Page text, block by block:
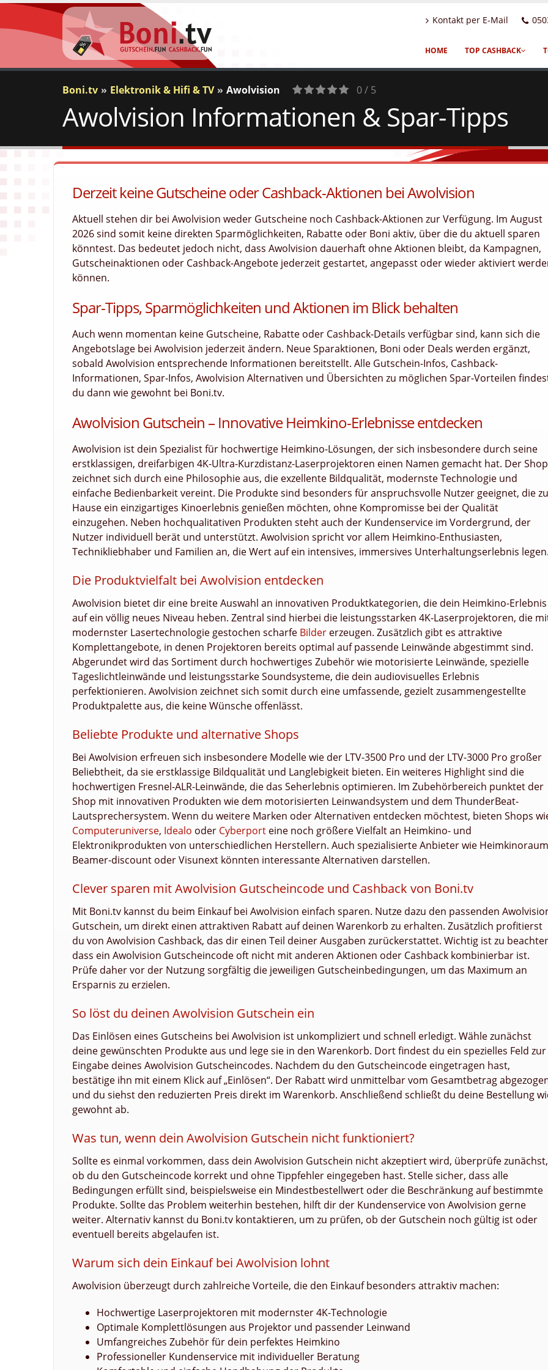
Kontakt per E-Mail
HOME TOP CASHBACK
Boni.tv Elektronik & Hifi & TV Awolvision
0
Votes
0 / 5
Awolvision Informationen & Spar-Tipps
Derzeit keine Gutscheine oder Cashback-Aktionen bei Awolvision
Aktuell stehen dir bei Awolvision weder Gutscheine noch Cashback-Aktionen zur Verfügung. Im August
2026 sind somit keine direkten Sparmöglichkeiten, Rabatte oder Boni aktiv, über die du aktuell sparen
könntest. Das bedeutet jedoch nicht, dass Awolvision dauerhaft ohne Aktionen bleibt, da Kampagnen,
Gutscheinaktionen oder Cashback-Angebote jederzeit gestartet, angepasst oder wieder aktiviert
können.
Spar-Tipps, Sparmöglichkeiten und Aktionen im Blick behalten
Auch wenn momentan keine Gutscheine, Rabatte oder Cashback-Details verfügbar sind, kann sich die
Angebotslage bei Awolvision jederzeit ändern. Neue Sparaktionen, Boni oder Deals werden ergänzt,
sobald Awolvision entsprechende Informationen bereitstellt. Alle Gutschein-Infos, Cashback-
Informationen, Spar-Infos, Awolvision Alternativen und Übersichten zu möglichen Spar-Vorteilen
du dann wie gewohnt bei Boni.tv.
Awolvision Gutschein – Innovative Heimkino-Erlebnisse entdecken
Awolvision ist dein Spezialist für hochwertige Heimkino-Lösungen, der sich insbesondere durch seine
erstklassigen, dreifarbigen 4K-Ultra-Kurzdistanz-Laserprojektoren einen Namen gemacht hat. Der Shop
zeichnet sich durch eine Philosophie aus, die exzellente Bildqualität, modernste Technologie und
einfache Bedienbarkeit vereint. Die Produkte sind besonders für anspruchsvolle Nutzer geeignet, die zu
Hause ein einzigartiges Kinoerlebnis genießen möchten, ohne Kompromisse bei der Qualität
einzugehen. Neben hochqualitativen Produkten steht auch der Kundenservice im Vordergrund, der
Nutzer individuell berät und unterstützt. Awolvision spricht vor allem Heimkino-Enthusiasten,
Technikliebhaber und Familien an, die Wert auf ein intensives, immersives Unterhaltungserlebnis legen.
Die Produktvielfalt bei Awolvision entdecken
Awolvision bietet dir eine breite Auswahl an innovativen Produktkategorien, die dein Heimkino-Erlebnis
auf ein völlig neues Niveau heben. Zentral sind hierbei die leistungsstarken 4K-Laserprojektoren, die
modernster Lasertechnologie gestochen scharfe Bilder erzeugen. Zusätzlich gibt es attraktive
Komplettangebote, in denen Projektoren bereits optimal auf passende Leinwände abgestimmt sind.
Abgerundet wird das Sortiment durch hochwertiges Zubehör wie motorisierte Leinwände, spezielle
Tageslichtleinwände und leistungsstarke Soundsysteme, die dein audiovisuelles Erlebnis
perfektionieren. Awolvision zeichnet sich somit durch eine umfassende, gezielt zusammengestellte
Produktpalette aus, die keine Wünsche offenlässt.
Beliebte Produkte und alternative Shops
Bei Awolvision erfreuen sich insbesondere Modelle wie der LTV-3500 Pro und der LTV-3000 Pro großer
Beliebtheit, da sie erstklassige Bildqualität und Langlebigkeit bieten. Ein weiteres Highlight sind die
hochwertigen Fresnel-ALR-Leinwände, die das Seherlebnis optimieren. Im Zubehörbereich punktet der
Shop mit innovativen Produkten wie dem motorisierten Leinwandsystem und dem ThunderBeat-
Lautsprechersystem. Wenn du weitere Marken oder Alternativen entdecken möchtest, bieten Shops
Computeruniverse, Idealo oder Cyberport eine noch größere Vielfalt an Heimkino- und
Elektronikprodukten von unterschiedlichen Herstellern. Auch spezialisierte Anbieter wie
Beamer-discount oder Visunext könnten interessante Alternativen darstellen.
Clever sparen mit Awolvision Gutscheincode und Cashback von Boni.tv
Mit Boni.tv kannst du beim Einkauf bei Awolvision einfach sparen. Nutze dazu den passenden
Gutschein, um direkt einen attraktiven Rabatt auf deinen Warenkorb zu erhalten. Zusätzlich profitierst
du von Awolvision Cashback, das dir einen Teil deiner Ausgaben zurückerstattet. Wichtig ist zu
dass ein Awolvision Gutscheincode oft nicht mit anderen Aktionen oder Cashback kombinierbar ist.
Prüfe daher vor der Nutzung sorgfältig die jeweiligen Gutscheinbedingungen, um das Maximum an
Ersparnis zu erzielen.
So löst du deinen Awolvision Gutschein ein
Das Einlösen eines Gutscheins bei Awolvision ist unkompliziert und schnell erledigt. Wähle zunächst
deine gewünschten Produkte aus und lege sie in den Warenkorb. Dort findest du ein spezielles Feld zur
Eingabe deines Awolvision Gutscheincodes. Nachdem du den Gutscheincode eingetragen hast,
bestätige ihn mit einem Klick auf „Einlösen“. Der Rabatt wird unmittelbar vom Gesamtbetrag
und du siehst den reduzierten Preis direkt im Warenkorb. Anschließend schließt du deine Bestellung
gewohnt ab.
Was tun, wenn dein Awolvision Gutschein nicht funktioniert?
Sollte es einmal vorkommen, dass dein Awolvision Gutschein nicht akzeptiert wird, überprüfe zunächst,
ob du den Gutscheincode korrekt und ohne Tippfehler eingegeben hast. Stelle sicher, dass alle
Bedingungen erfüllt sind, beispielsweise ein Mindestbestellwert oder die Beschränkung auf bestimmte
Produkte. Sollte das Problem weiterhin bestehen, hilft dir der Kundenservice von Awolvision gerne
weiter. Alternativ kannst du Boni.tv kontaktieren, um zu prüfen, ob der Gutschein noch gültig ist oder
eventuell bereits abgelaufen ist.
Warum sich dein Einkauf bei Awolvision lohnt
Awolvision überzeugt durch zahlreiche Vorteile, die den Einkauf besonders attraktiv machen:
Hochwertige Laserprojektoren mit modernster 4K-Technologie
Optimale Komplettlösungen aus Projektor und passender Leinwand
Umfangreiches Zubehör für dein perfektes Heimkino
Professioneller Kundenservice mit individueller Beratung